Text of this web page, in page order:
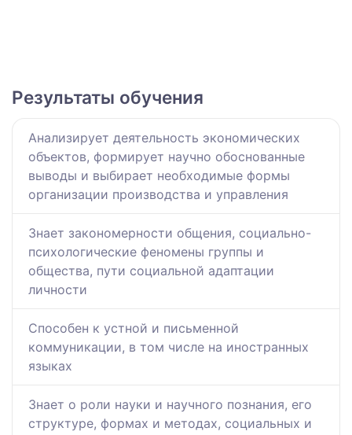
Результаты обучения
Анализирует деятельность экономических
объектов, формирует научно обоснованные
выводы и выбирает необходимые формы
организации производства и управления
Знает закономерности общения, социально-
психологические феномены группы и
общества, пути социальной адаптации
личности
Способен к устной и письменной
коммуникации, в том числе на иностранных
языках
Знает о роли науки и научного познания, его
структуре, формах и методах, социальных и